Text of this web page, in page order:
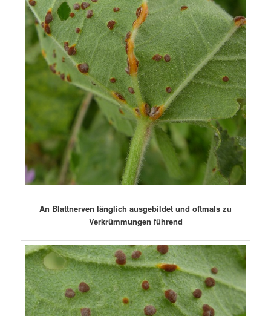
An Blattnerven länglich ausgebildet und oftmals zu
Verkrümmungen führend